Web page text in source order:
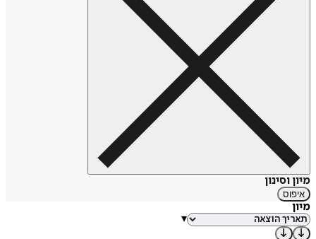
מיון וסינון
איפוס
מיון
▾